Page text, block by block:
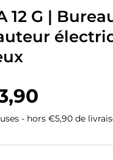
12 G |
- hors €5,90 de